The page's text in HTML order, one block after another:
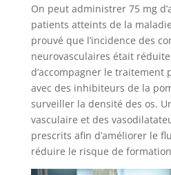
On peut administrer 75 mg
patients atteints de la
prouvé que l’incidence des
neurovasculaires était
d’accompagner le traitement
avec des inhibiteurs de la
surveiller la densité des os.
vasculaire et des
prescrits afin d’améliorer le
réduire le risque de